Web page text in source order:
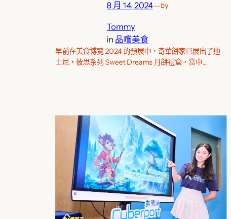
8 月 14, 2024—by
Tommy
in 品嚐美食
早前在美食博覽 2024 的預展中，奇華餅家已展出了迪
士尼‧彼思系列 Sweet Dreams 月餅禮盒，當中…